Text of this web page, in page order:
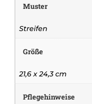
Muster
Streifen
Größe
21,6 x 24,3 cm
Pflegehinweise